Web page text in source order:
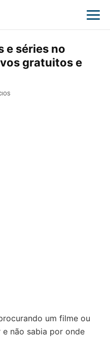
e séries no
gratuitos e
um filme ou
não sabia por onde